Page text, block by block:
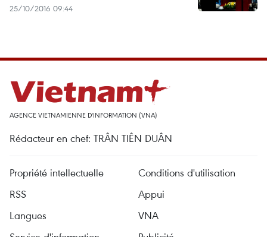
25/10/2016 09:44
AGENCE VIETNAMIENNE D'INFORMATION (VNA)
Rédacteur en chef: TRÂN TIÊN DUÂN
Propriété intellectuelle
Conditions d'utilisation
RSS
Appui
Langues
VNA